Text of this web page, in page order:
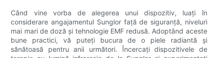
Când vine vorba de alegerea unui dispozitiv, luați în
considerare angajamentul Sunglor față de siguranță, niveluri
mai mari de doză și tehnologie EMF redusă. Adoptând aceste
bune practici, vă puteți bucura de o piele radiantă și
sănătoasă pentru anii următori. Încercați dispozitivele de